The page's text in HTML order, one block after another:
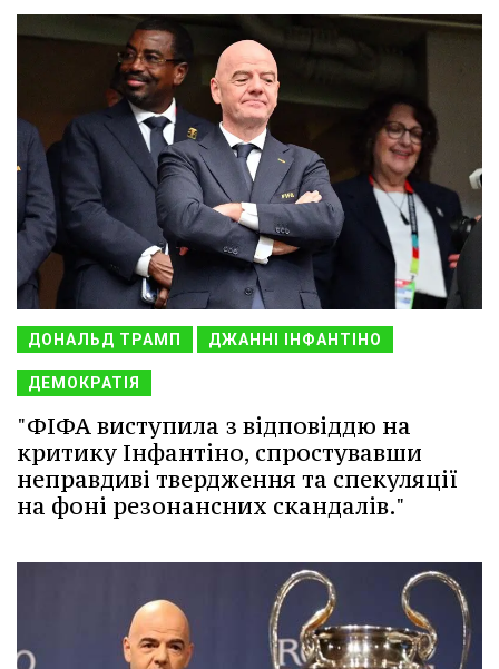
ДОНАЛЬД ТРАМП ДЖАННІ ІНФАНТІНО
ДЕМОКРАТІЯ
"ФІФА виступила з відповіддю на
критику Інфантіно, спростувавши
неправдиві твердження та спекуляції
на фоні резонансних скандалів."